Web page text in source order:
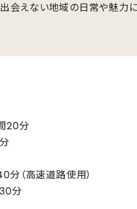
会えない地域の日常や魅力
20分
（高速道路使用）
分